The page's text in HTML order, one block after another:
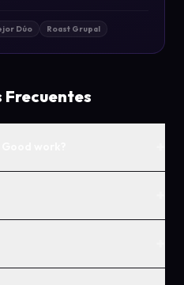
Dúo Roast Grupal
Frecuentes